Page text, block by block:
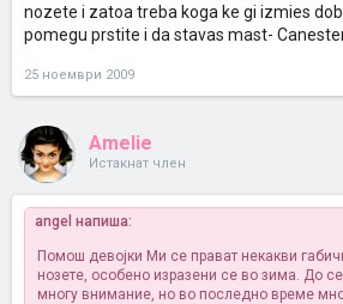
nozete i zatoa treba koga ke gi izmies
pomegu prstite i da stavas mast-
25 ноември 2009
Amelie
Истакнат член
angel напиша:
Помош девојки Ми се прават некакви
нозете, особено изразени се во зима. До
многу внимание, но во последно време